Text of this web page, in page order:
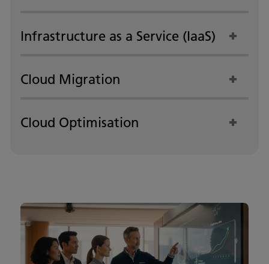
Infrastructure as a Service (IaaS)
Cloud Migration
Cloud Optimisation